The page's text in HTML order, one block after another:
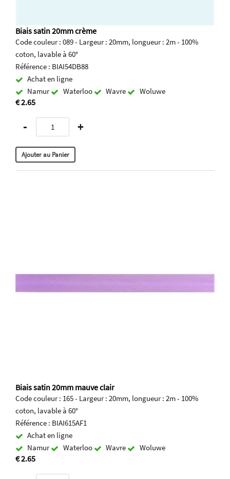
Biais satin 20mm crème
Code couleur : 089 - Largeur : 20mm, longueur : 2m - 100%
coton, lavable à 60°
Référence : BIAI54DB88
Achat en ligne
Namur
Waterloo Wavre Woluwe
€ 2.65
- +
Biais satin 20mm mauve clair
Code couleur : 165 - Largeur : 20mm, longueur : 2m - 100%
coton, lavable à 60°
Référence : BIAI615AF1
Achat en ligne
Namur
Waterloo Wavre Woluwe
€ 2.65